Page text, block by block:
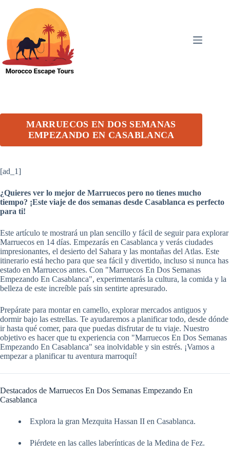
content
MARRUECOS EN DOS SEMANAS
EMPEZANDO EN CASABLANCA
[ad_1]
¿Quieres ver lo mejor de Marruecos pero no tienes mucho
tiempo? ¡Este viaje de dos semanas desde Casablanca es perfecto
para ti!
Este artículo te mostrará un plan sencillo y fácil de seguir para explorar
Marruecos en 14 días. Empezarás en Casablanca y verás ciudades
impresionantes, el desierto del Sahara y las montañas del Atlas. Este
itinerario está hecho para que sea fácil y divertido, incluso si nunca has
estado en Marruecos antes. Con "Marruecos En Dos Semanas
Empezando En Casablanca", experimentarás la cultura, la comida y la
belleza de este increíble país sin sentirte apresurado.
Prepárate para montar en camello, explorar mercados antiguos y
dormir bajo las estrellas. Te ayudaremos a planificar todo, desde dónde
ir hasta qué comer, para que puedas disfrutar de tu viaje. Nuestro
objetivo es hacer que tu experiencia con "Marruecos En Dos Semanas
Empezando En Casablanca" sea inolvidable y sin estrés. ¡Vamos a
empezar a planificar tu aventura marroquí!
Destacados de Marruecos En Dos Semanas Empezando En
Casablanca
Explora la gran Mezquita Hassan II en Casablanca.
Piérdete en las calles laberínticas de la Medina de Fez.